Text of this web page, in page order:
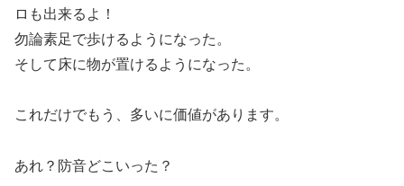
ロも出来るよ！
勿論素足で歩けるようになった。
そして床に物が置けるようになった。
これだけでもう、多いに価値があります。
あれ？防音どこいった？